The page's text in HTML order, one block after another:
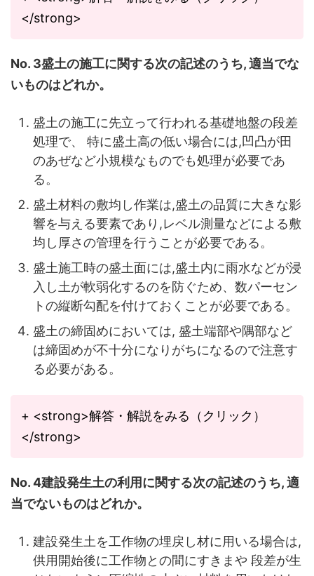
</strong>
No. 3盛土の施工に関する次の記述のうち, 適当でな
いものはどれか。
盛土の施工に先立って行われる基礎地盤の段差
処理で、 特に盛土高の低い場合には,凹凸が田
のあぜなど小規模なものでも処理が必要であ
る。
盛土材料の敷均し作業は,盛土の品質に大きな影
響を与える要素であり,レベル測量などによる敷
均し厚さの管理を行うことが必要である。
盛土施工時の盛土面には,盛土内に雨水などが浸
入し土が軟弱化するのを防ぐため、数パーセン
トの縦断勾配を付けておくことが必要である。
盛土の締固めにおいては, 盛土端部や隅部など
は締固めが不十分になりがちになるので注意す
る必要がある。
+ <strong>解答・解説をみる（クリック）
</strong>
No. 4建設発生土の利用に関する次の記述のうち, 適
当でないものはどれか。
建設発生土を工作物の埋戻し材に用いる場合は,
供用開始後に工作物との間にすきまや 段差が生